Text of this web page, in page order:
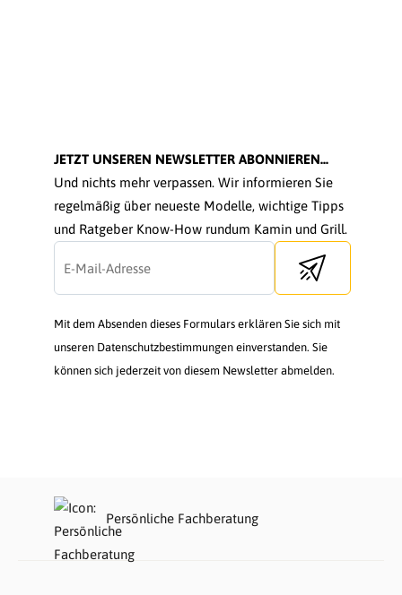
JETZT UNSEREN NEWSLETTER ABONNIEREN...
Und nichts mehr verpassen. Wir informieren Sie
regelmäßig über neueste Modelle, wichtige Tipps
und Ratgeber Know-How rundum Kamin und Grill.
Send newsletter
Mit dem Absenden dieses Formulars erklären Sie sich mit
unseren Datenschutzbestimmungen einverstanden. Sie
können sich jederzeit von diesem Newsletter abmelden.
Persönliche Fachberatung